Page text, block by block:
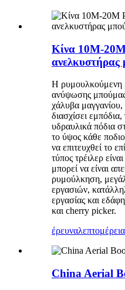
Κίνα 10M-
ανελκυστήρας
Η ρυμουλκούμενη
ανύψωσης
χάλυβα
διασχίσει
υδραυλικά πόδια
το ύψος κάθε
να επιτευχθεί το
τύπος τρέιλερ
μπορεί να είναι
ρυμούλκηση,
εργασιών,
εργασίας και
και cherry picker.
έρευναλεπτομέρεια
China Aerial